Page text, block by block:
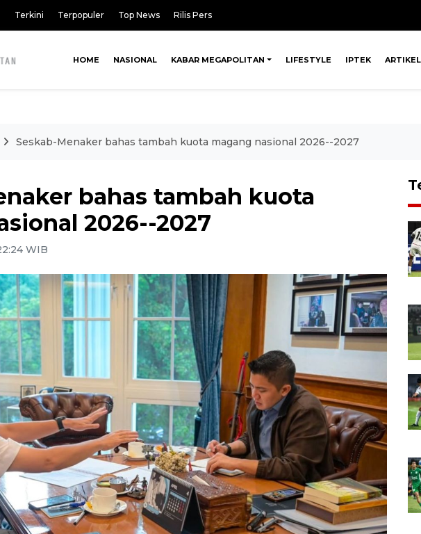
Terkini Terpopuler Top News Rilis Pers
HOME NASIONAL KABAR MEGAPOLITAN LIFESTYLE IPTEK ARTIKEL
Seskab-Menaker bahas tambah kuota magang nasional 2026--2027
bahas tambah kuota
2026--2027
WIB